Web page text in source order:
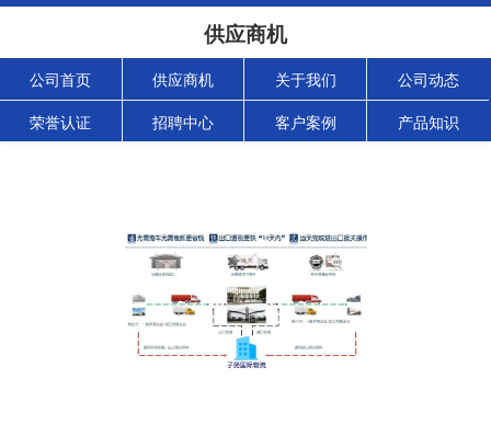
供应商机
公司首页 供应商机 关于我们 公司动态
荣誉认证 招聘中心 客户案例 产品知识